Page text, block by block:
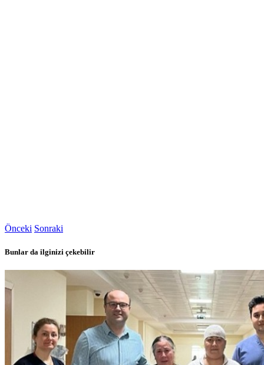
Önceki Sonraki
Bunlar da ilginizi çekebilir